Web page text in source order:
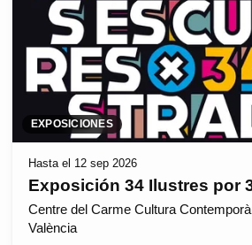
EXPOSICIONES
Hasta el 12 sep 2026
Exposición 34 Ilustres por
Centre del Carme Cultura
València